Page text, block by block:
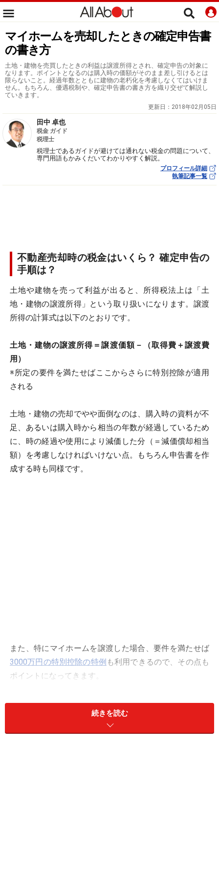
マイホームを売却したときの確定申告書
の書き方
土地・建物を売買したときの利益は譲渡所得とされ、確定申告の対象に
なります。ポイントとなるのは購入時の価額がそのまま差し引けるとは
限らないこと。経過年数とともに建物の老朽化を考慮しなくてはいけま
せん。もちろん、優遇税制や、確定申告書の書き方を織り交ぜて解説し
ていきます。
更新日： 2018年02月05日
田中 卓也
税金 ガイド
税理士
税理士であるガイドが避けては通れない税金の問題について、
専門用語もかみくだいてわかりやすく解説。
プロフィール詳細
執筆記事一覧
不動産売却時の税金はいくら？ 確定申告の
手順は？
土地や建物を売って利益が出ると、所得税法上は「土
地・建物の譲渡所得」という取り扱いになります。譲渡
所得の計算式は以下のとおりです。
土地・建物の譲渡所得＝譲渡価額－（取得費＋譲渡費
用）
※所定の要件を満たせばここからさらに特別控除が適用
される
土地・建物の売却でやや面倒なのは、購入時の資料が不
足、あるいは購入時から相当の年数が経過しているため
に、時の経過や使用により減価した分（＝減価償却相当
額）を考慮しなければいけない点。もちろん申告書を作
成する時も同様です。
また、特にマイホームを譲渡した場合、要件を満たせば
3000万円の特別控除の特例 も利用できるので、その点も
ポイントになってきます。
確定申告書を書く前に、マイホーム売却の
続きを読む